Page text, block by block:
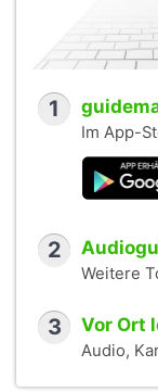
1
Im App-
2
Weitere
3 Vor Ort
Audio,